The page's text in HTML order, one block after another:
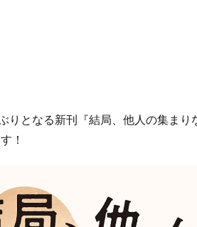
りとなる新刊『結局、他人の集まり
！